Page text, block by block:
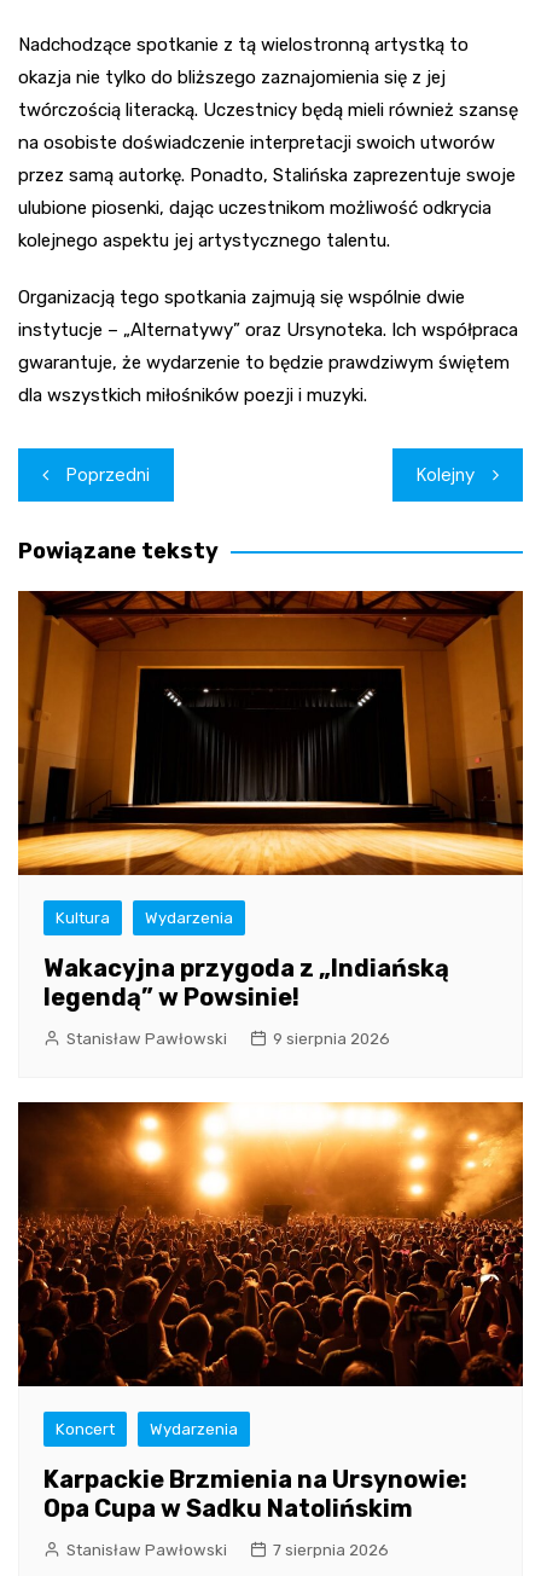
Nadchodzące spotkanie z tą wielostronną artystką to
okazja nie tylko do bliższego zaznajomienia się z jej
twórczością literacką. Uczestnicy będą mieli również szansę
na osobiste doświadczenie interpretacji swoich utworów
przez samą autorkę. Ponadto, Stalińska zaprezentuje swoje
ulubione piosenki, dając uczestnikom możliwość odkrycia
kolejnego aspektu jej artystycznego talentu.
Organizacją tego spotkania zajmują się wspólnie dwie
instytucje – „Alternatywy” oraz Ursynoteka. Ich współpraca
gwarantuje, że wydarzenie to będzie prawdziwym świętem
dla wszystkich miłośników poezji i muzyki.
Nawigacja
wpisu
Poprzedni Kolejny
Powiązane teksty
Kultura Wydarzenia
Wakacyjna przygoda z „Indiańską
legendą” w Powsinie!
Stanisław Pawłowski 9 sierpnia 2026
Koncert Wydarzenia
Karpackie Brzmienia na Ursynowie:
Opa Cupa w Sadku Natolińskim
Stanisław Pawłowski 7 sierpnia 2026